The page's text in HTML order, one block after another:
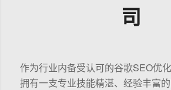
司
作为行业内备受认可的谷歌SEO优
拥有一支专业技能精湛、经验丰富